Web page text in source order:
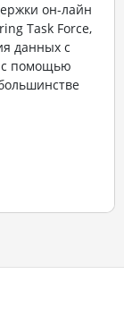
он-лайн
Task Force,
данных с
с помощью